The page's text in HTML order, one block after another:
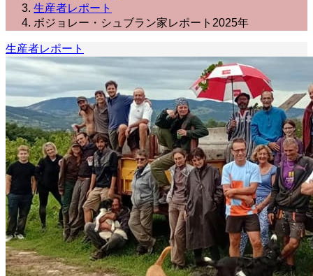
生産者レポート
ボジョレー・シュブラン家レポート2025年
生産者レポート